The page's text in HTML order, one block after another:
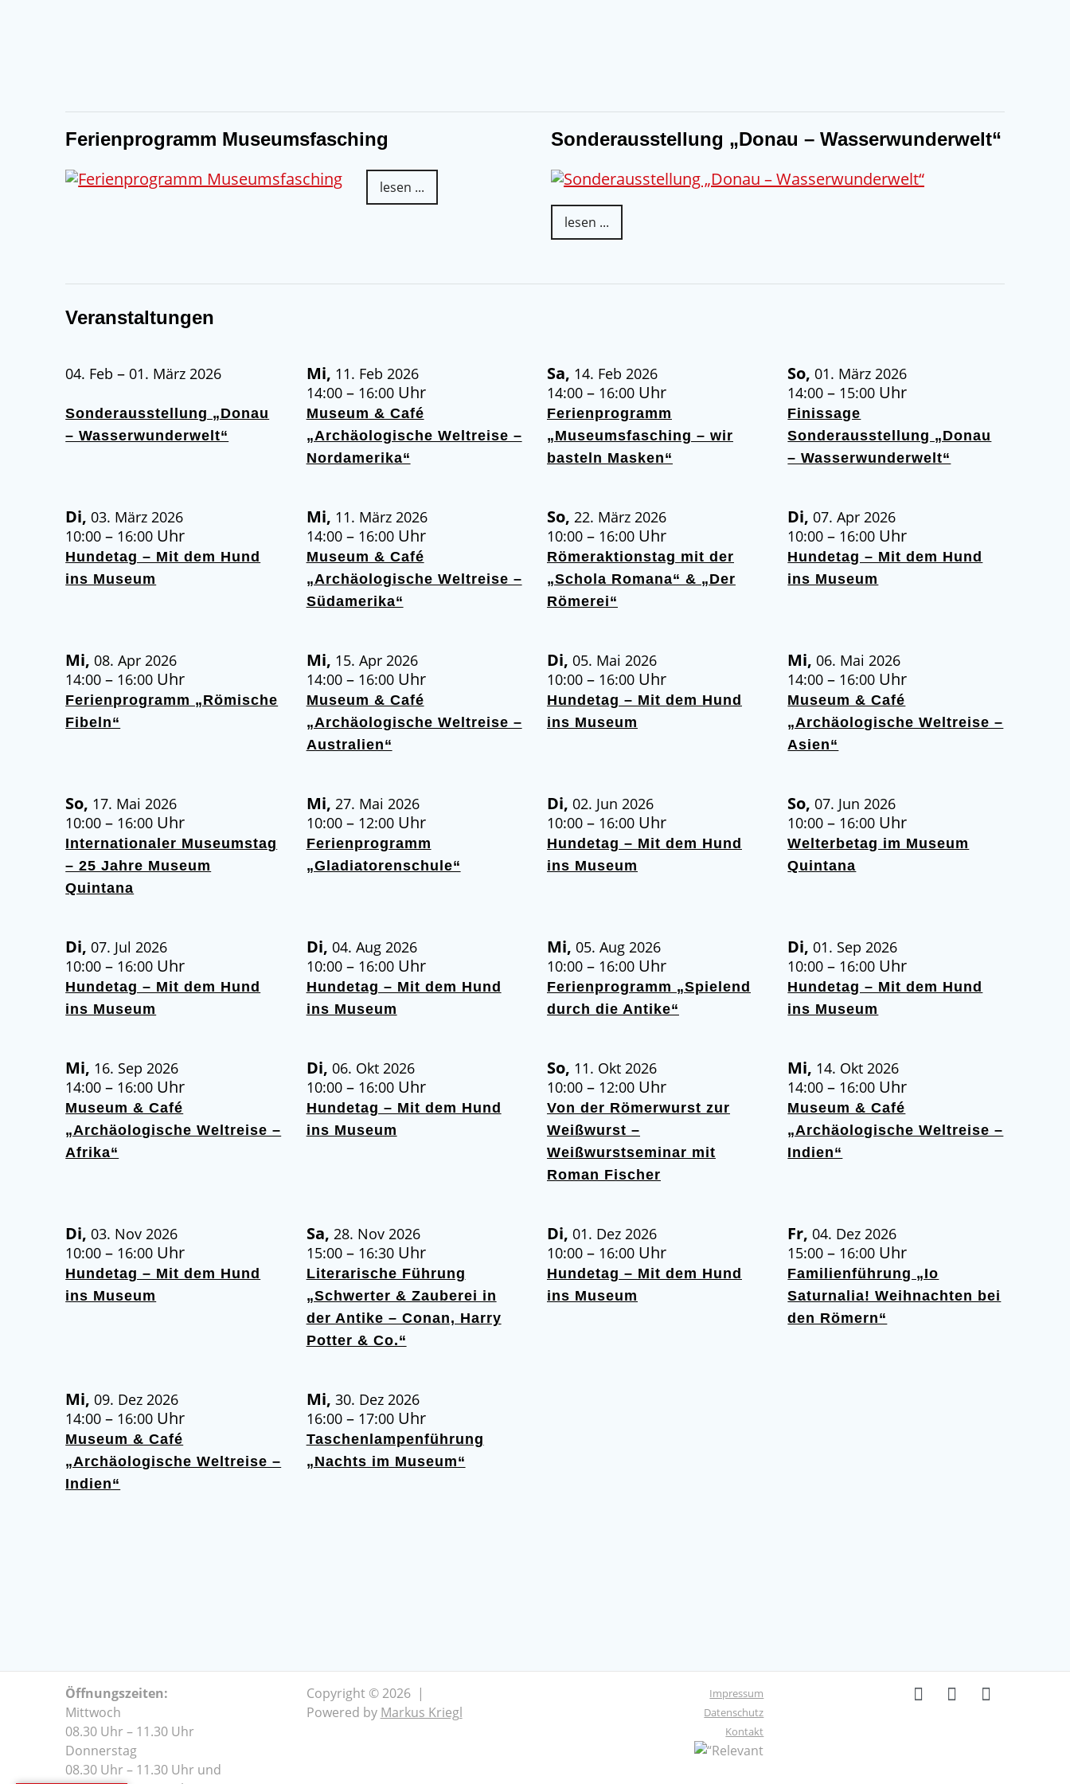
Ferienprogramm Museumsfasching
lesen ...
Sonderausstellung „Donau – Wasserwunderwelt“
lesen ...
Veranstaltungen
04. Feb–01. März 2026
Sonderausstellung „Donau
– Wasserwunderwelt“
Mi, 11. Feb 2026
14:00– 16:00Uhr
Museum & Café
„Archäologische Weltreise –
Nordamerika“
Sa, 14. Feb 2026
14:00– 16:00Uhr
Ferienprogramm
„Museumsfasching – wir
basteln Masken“
So,01. März 2026
14:00 – 15:00 Uhr
Finissage
Sonderausstellung „Donau
– Wasserwunderwelt“
Di,03. März 2026
10:00 – 16:00 Uhr
Hundetag – Mit dem Hund
ins Museum
Mi, 11. März 2026
14:00– 16:00Uhr
Museum & Café
„Archäologische Weltreise –
Südamerika“
So, 22. März 2026
10:00– 16:00Uhr
Römeraktionstag mit der
„Schola Romana“ & „Der
Römerei“
Di,07. Apr 2026
10:00 – 16:00 Uhr
Hundetag – Mit dem Hund
ins Museum
Mi,08. Apr 2026
14:00 – 16:00 Uhr
Ferienprogramm „Römische
Fibeln“
Mi, 15. Apr 2026
14:00– 16:00Uhr
Museum & Café
„Archäologische Weltreise –
Australien“
Di, 05. Mai 2026
10:00– 16:00Uhr
Hundetag – Mit dem Hund
ins Museum
Mi,06. Mai 2026
14:00 – 16:00 Uhr
Museum & Café
„Archäologische Weltreise –
Asien“
So, 17. Mai 2026
10:00 – 16:00 Uhr
Internationaler Museumstag
– 25 Jahre Museum
Quintana
Mi, 27. Mai 2026
10:00– 12:00Uhr
Ferienprogramm
„Gladiatorenschule“
Di, 02. Jun 2026
10:00– 16:00Uhr
Hundetag – Mit dem Hund
ins Museum
So,07. Jun 2026
10:00 – 16:00 Uhr
Welterbetag im Museum
Quintana
Di,07. Jul 2026
10:00 – 16:00 Uhr
Hundetag – Mit dem Hund
ins Museum
Di, 04. Aug 2026
10:00– 16:00Uhr
Hundetag – Mit dem Hund
ins Museum
Mi, 05. Aug 2026
10:00– 16:00Uhr
Ferienprogramm „Spielend
durch die Antike“
Di,01. Sep 2026
10:00 – 16:00 Uhr
Hundetag – Mit dem Hund
ins Museum
Mi, 16. Sep 2026
14:00 – 16:00 Uhr
Museum & Café
„Archäologische Weltreise –
Afrika“
Di, 06. Okt 2026
10:00– 16:00Uhr
Hundetag – Mit dem Hund
ins Museum
So, 11. Okt 2026
10:00– 12:00Uhr
Von der Römerwurst zur
Weißwurst –
Weißwurstseminar mit
Roman Fischer
Mi, 14. Okt 2026
14:00 – 16:00 Uhr
Museum & Café
„Archäologische Weltreise –
Indien“
Di,03. Nov 2026
10:00 – 16:00 Uhr
Hundetag – Mit dem Hund
ins Museum
Sa, 28. Nov 2026
15:00– 16:30Uhr
Literarische Führung
„Schwerter & Zauberei in
der Antike – Conan, Harry
Potter & Co.“
Di, 01. Dez 2026
10:00– 16:00Uhr
Hundetag – Mit dem Hund
ins Museum
Fr,04. Dez 2026
15:00 – 16:00 Uhr
Familienführung „Io
Saturnalia! Weihnachten bei
den Römern“
Mi,09. Dez 2026
14:00 – 16:00 Uhr
Museum & Café
„Archäologische Weltreise –
Indien“
Mi, 30. Dez 2026
16:00– 17:00Uhr
Taschenlampenführung
„Nachts im Museum“
Öffnungszeiten:
Mittwoch
08.30 Uhr – 11.30 Uhr
Donnerstag
08.30 Uhr – 11.30 Uhr und
Copyright © 2026 |
Powered by Markus Kriegl
Impressum
Datenschutz
Kontakt